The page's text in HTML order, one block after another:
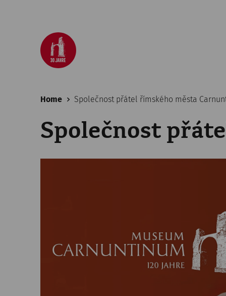
Home Společnost přátel římského města
Společnost